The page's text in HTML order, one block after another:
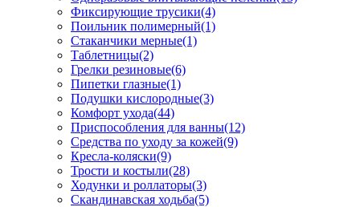
Фиксирующие трусики(4)
Поильник полимерный(1)
Стаканчики мерные(1)
Таблетницы(2)
Грелки резиновые(6)
Пипетки глазные(1)
Подушки кислородные(3)
Комфорт ухода(44)
Приспособления для ванны(12)
Средства по уходу за кожей(9)
Кресла-коляски(9)
Трости и костыли(28)
Ходунки и роллаторы(3)
Скандинавская ходьба(5)